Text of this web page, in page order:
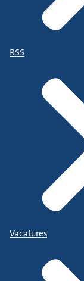
RSS
Vacatures